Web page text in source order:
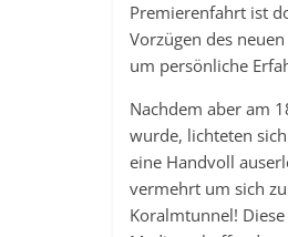
Premierenfahrt ist
Vorzügen des
um persönliche
Nachdem aber am
wurde, lichteten
eine Handvoll
vermehrt um sich
Koralmtunnel!